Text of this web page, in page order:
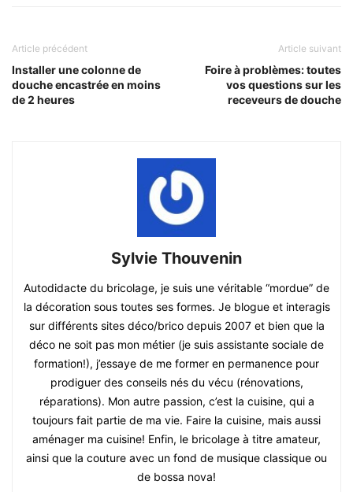
Article précédent
Installer une colonne de
douche encastrée en moins
de 2 heures
Article suivant
Foire à problèmes: toutes
vos questions sur les
receveurs de douche
Sylvie Thouvenin
Autodidacte du bricolage, je suis une véritable “mordue” de
la décoration sous toutes ses formes. Je blogue et interagis
sur différents sites déco/brico depuis 2007 et bien que la
déco ne soit pas mon métier (je suis assistante sociale de
formation!), j’essaye de me former en permanence pour
prodiguer des conseils nés du vécu (rénovations,
réparations). Mon autre passion, c’est la cuisine, qui a
toujours fait partie de ma vie. Faire la cuisine, mais aussi
aménager ma cuisine! Enfin, le bricolage à titre amateur,
ainsi que la couture avec un fond de musique classique ou
de bossa nova!